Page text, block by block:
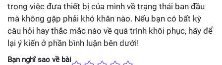
trong việc đưa thiết bị của mình về trạng thái ban đầu
mà không gặp phải khó khăn nào. Nếu bạn có bất kỳ
câu hỏi hay thắc mắc nào về quá trình khôi phục, hãy để
lại ý kiến ở phần bình luận bên dưới!
Bạn nghĩ sao về bài